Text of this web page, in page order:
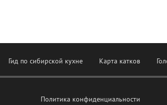
Гид по сибирской кухне Карта катков
Политика конфиденциальности